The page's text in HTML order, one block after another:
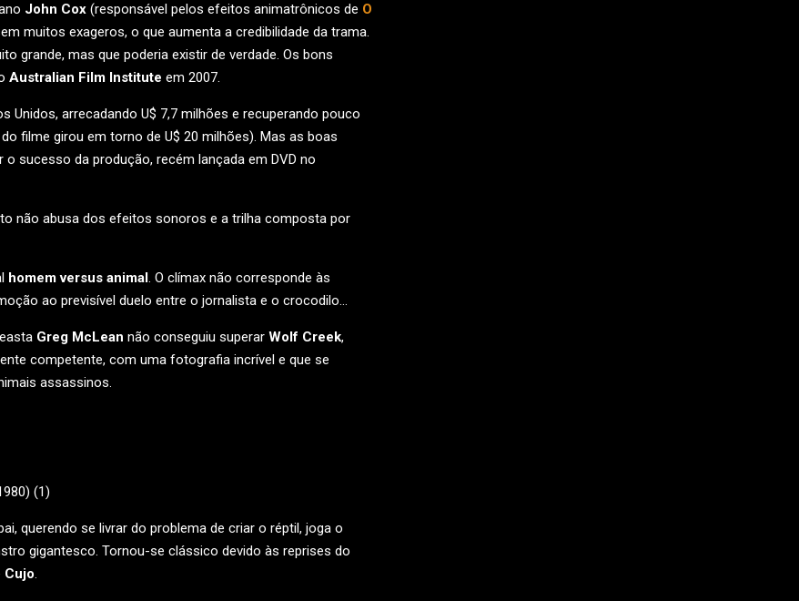
John Cox (responsável pelos efeitos animatrônicos de O
muitos exageros, o que aumenta a credibilidade da trama.
grande, mas que poderia existir de verdade. Os bons
Australian Film Institute em 2007.
Unidos, arrecadando U$ 7,7 milhões e recuperando pouco
filme girou em torno de U$ 20 milhões). Mas as boas
sucesso da produção, recém lançada em DVD no
não abusa dos efeitos sonoros e a trilha composta por
homem versus animal . O clímax não corresponde às
ao previsível duelo entre o jornalista e o crocodilo…
Greg McLean não conseguiu superar Wolf Creek,
competente, com uma fotografia incrível e que se
assassinos.
querendo se livrar do problema de criar o réptil, joga o
gigantesco. Tornou-se clássico devido às reprises do
Cujo.